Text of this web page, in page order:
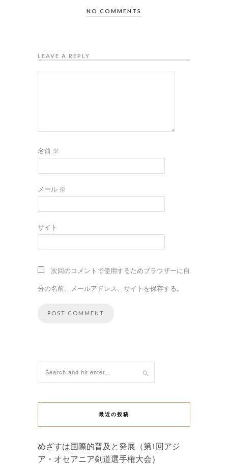
NO COMMENTS
LEAVE A REPLY
名前 ※
メール ※
サイト
次回のコメントで使用するためブラウザーに自
分の名前、メールアドレス、サイトを保存する。
最近の投稿
めざすは国際的普及と発展（第1回アジ
ア・オセアニア剣道選手権大会）